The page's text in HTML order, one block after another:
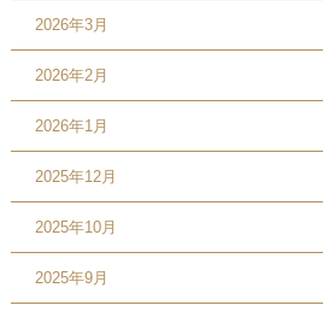
2026年3月
2026年2月
2026年1月
2025年12月
2025年10月
2025年9月